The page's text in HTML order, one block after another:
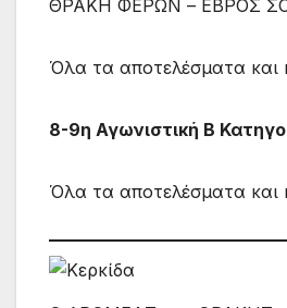
ΘΡΑΚΗ ΦΕΡΩΝ – ΕΒΡΟΣ
Όλα τα αποτελέσματα και
8-9η Αγωνιστική Β
Όλα τα αποτελέσματα και